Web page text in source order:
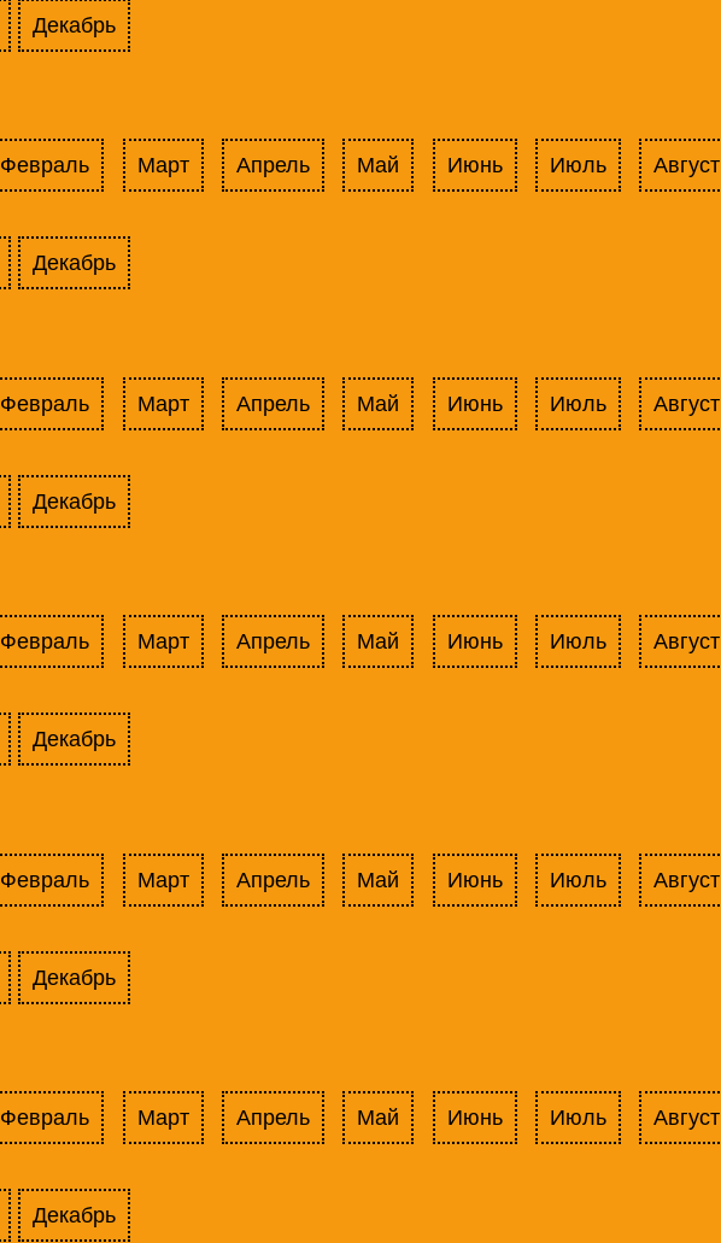
Декабрь
Февраль Март Апрель Май Июнь Июль Август
Декабрь
Февраль Март Апрель Май Июнь Июль Август
Декабрь
Февраль Март Апрель Май Июнь Июль Август
Декабрь
Февраль Март Апрель Май Июнь Июль Август
Декабрь
Февраль Март Апрель Май Июнь Июль Август
Декабрь